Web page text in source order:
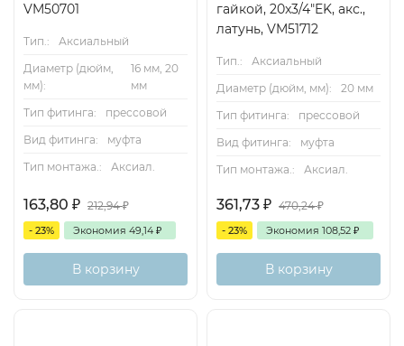
VM50701
Тип.:
Аксиальный
Диаметр (дюйм,
мм):
16 мм, 20
мм
Тип фитинга:
прессовой
Вид фитинга:
муфта
Тип монтажа.:
Аксиал.
163,80 ₽ 212,94₽
- 23% Экономия 49,14 ₽
В корзину
гайкой, 20x3/4"EK, акс.,
латунь, VM51712
Тип.:
Аксиальный
Диаметр (дюйм, мм):
20 мм
Тип фитинга:
прессовой
Вид фитинга:
муфта
Тип монтажа.:
Аксиал.
361,73 ₽ 470,24₽
- 23% Экономия 108,52 ₽
В корзину